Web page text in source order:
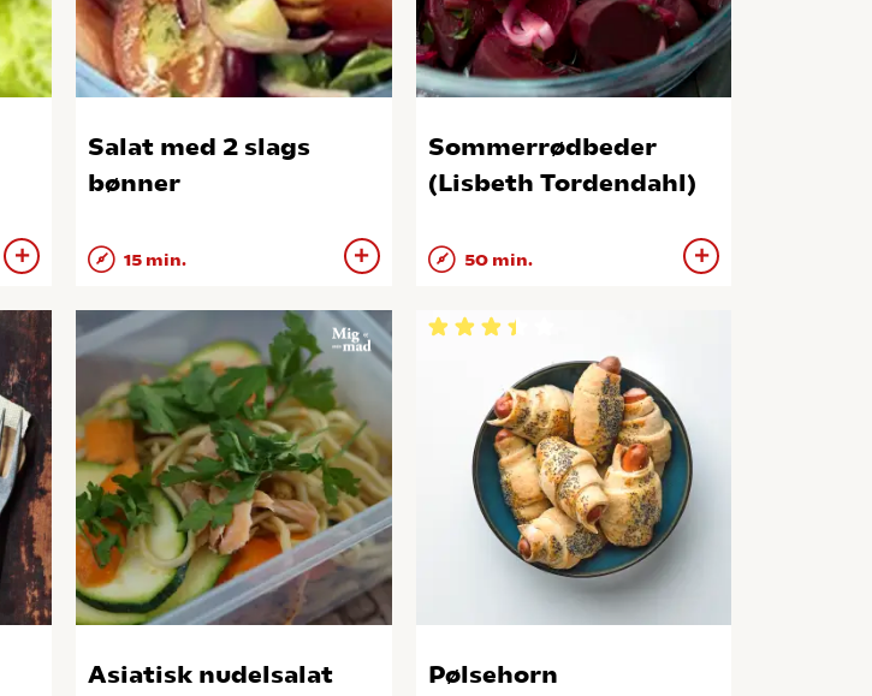
Salat med 2 slags
bønner
15 min.
Sommerrødbeder
(Lisbeth Tordendahl)
50 min.
Asiatisk nudelsalat Pølsehorn